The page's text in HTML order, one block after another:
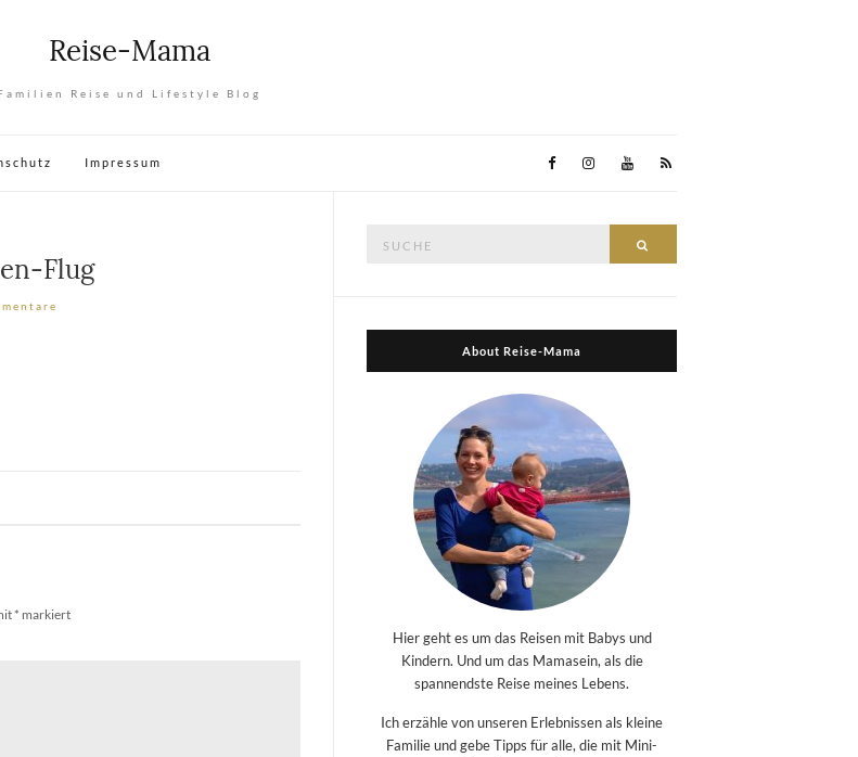
Reise-Mama
Reise und Lifestyle Blog
Impressum
Flug
* markiert
About Reise-Mama
Hier geht es um das Reisen mit Babys und
Kindern. Und um das Mamasein, als die
spannendste Reise meines Lebens.
Ich erzähle von unseren Erlebnissen als kleine
Familie und gebe Tipps für alle, die mit Mini-